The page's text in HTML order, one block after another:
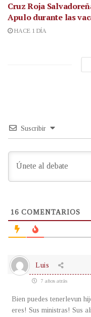
Cruz Roja
Apulo durante las
HACE 1 DÍA
Suscribir
16 COMENTARIOS
Luis
7 años atrás
Bien puedes tenerlevun
eres! Sus ministras! Sus